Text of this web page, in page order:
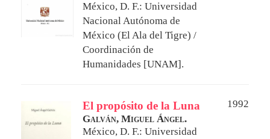
México, D. F.: Universidad
Nacional Autónoma de
México (El Ala del Tigre) /
Coordinación de
Humanidades [UNAM].
El propósito de la Luna
1992
Galván, Miguel Ángel.
México, D. F.: Universidad